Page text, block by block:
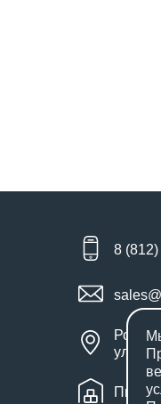
8
улица
Пн –